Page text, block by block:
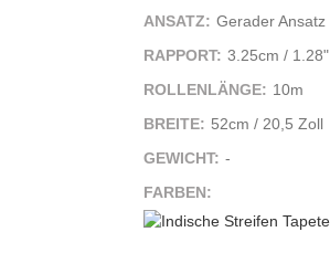
ANSATZ: Gerader Ansatz
RAPPORT: 3.25cm / 1.28"
ROLLENLÄNGE: 10m
BREITE: 52cm / 20,5 Zoll
GEWICHT: -
FARBEN: